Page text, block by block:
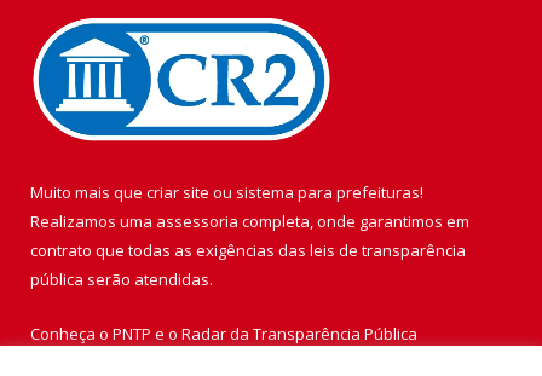
Muito mais que criar site ou sistema para prefeituras!
Realizamos uma assessoria completa, onde garantimos em
contrato que todas as exigências das leis de transparência
pública serão atendidas.
Conheça o PNTP e o Radar da Transparência Pública